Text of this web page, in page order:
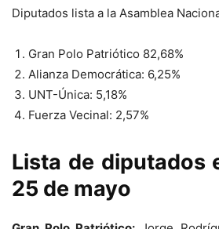
Diputados lista a la Asamblea
Gran Polo Patriótico 82,68%
Alianza Democrática: 6,25%
UNT-Única: 5,18%
Fuerza Vecinal: 2,57%
Lista de diputados
25 de mayo